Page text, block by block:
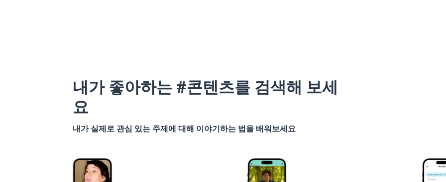
내가 좋아하는 #콘텐츠를 검색해 보세
요
내가 실제로 관심 있는 주제에 대해 이야기하는 법을 배워보세요